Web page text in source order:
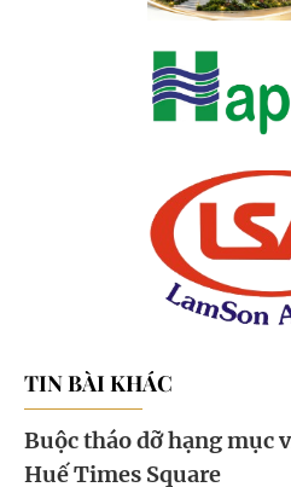
TIN BÀI KHÁC
Buộc tháo dỡ hạng mục
Huế Times Square